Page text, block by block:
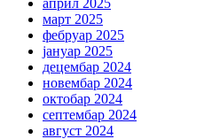
април 2025
март 2025
фебруар 2025
јануар 2025
децембар 2024
новембар 2024
октобар 2024
септембар 2024
август 2024